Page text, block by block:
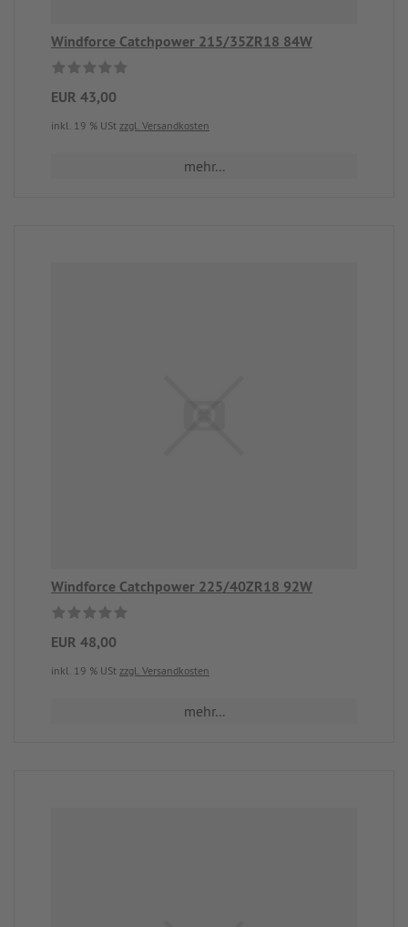
Windforce Catchpower 215/35ZR18 84W
EUR 43,00
inkl. 19 % USt zzgl. Versandkosten
mehr...
Windforce Catchpower 225/40ZR18 92W
EUR 48,00
inkl. 19 % USt zzgl. Versandkosten
mehr...